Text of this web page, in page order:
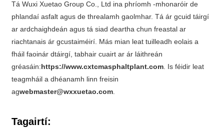
Tá Wuxi Xuetao Group Co., Ltd ina phríomh -mhonaróir de
phlandaí asfalt agus de threalamh gaolmhar. Tá ár gcuid táirgí
ar ardchaighdeán agus tá siad deartha chun freastal ar
riachtanais ár gcustaiméirí. Más mian leat tuilleadh eolais a
fháil faoinár dtáirgí, tabhair cuairt ar ár láithreán
gréasáin:https://www.cxtcmasphaltplant.com. Is féidir leat
teagmháil a dhéanamh linn freisin
agwebmaster@wxxuetao.com.
Tagairtí: